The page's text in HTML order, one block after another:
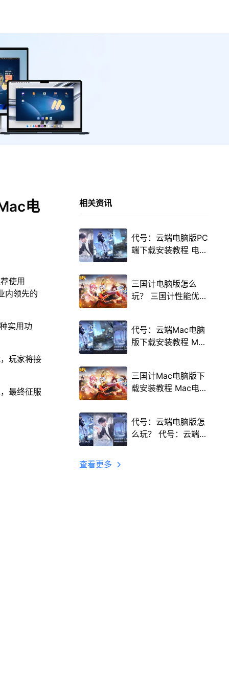
电
使用
内领先的
实用功
玩家将接
最终征服
相关资讯
代号：云端电脑版PC
端下载安装教程 电脑
三国计电脑版怎么
玩？ 三国计性能优化
程
代号：云端Mac电脑
版下载安装教程 Mac
三国计Mac电脑版下
载安装教程 Mac电脑
代号：云端电脑版怎
么玩？ 代号：云端性
查看更多